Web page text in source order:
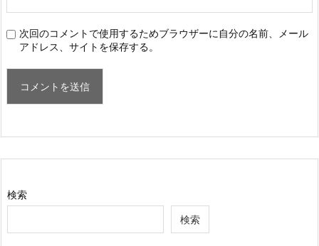
次回のコメントで使用するためブラウザーに自分の名前、メール
アドレス、サイトを保存する。
検索
検索